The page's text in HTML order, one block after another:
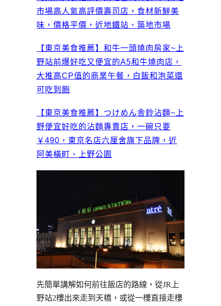
市場高人氣高評價壽司店，食材新鮮美
味，價格平價，近地鐵站、築地市場
【東京美食推薦】和牛一頭燒肉房家~上
野站前爆好吃又便宜的A5和牛燒肉店，
大推高CP值的商業午餐，白飯和泡菜還
可吃到飽
【東京美食推薦】つけめん舎鈴沾麵~上
野便宜好吃的沾麵專賣店，一碗只要
￥490，東京名店六厘舍旗下品牌，近
阿美橫町、上野公園
先簡單講解如何前往飯店的路線，從JR上
野站2樓出來走到天橋，或從一樓直接走樓